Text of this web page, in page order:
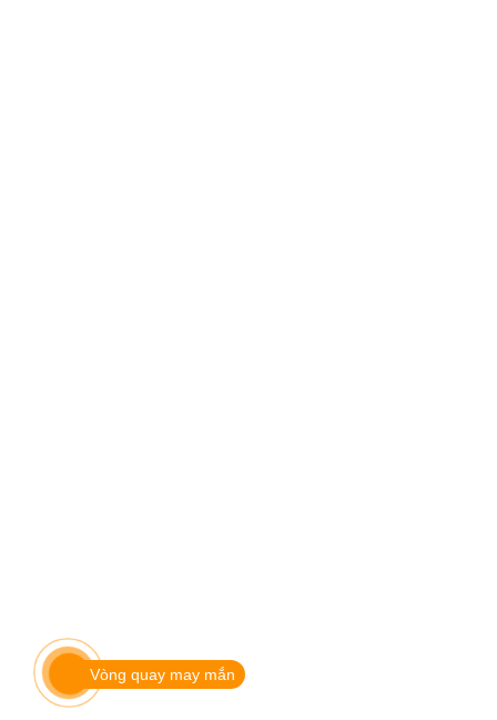
Vòng quay may mắn